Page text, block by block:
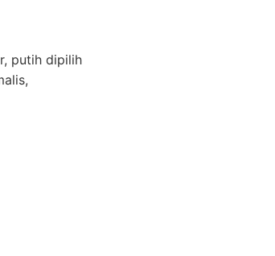
putih dipilih